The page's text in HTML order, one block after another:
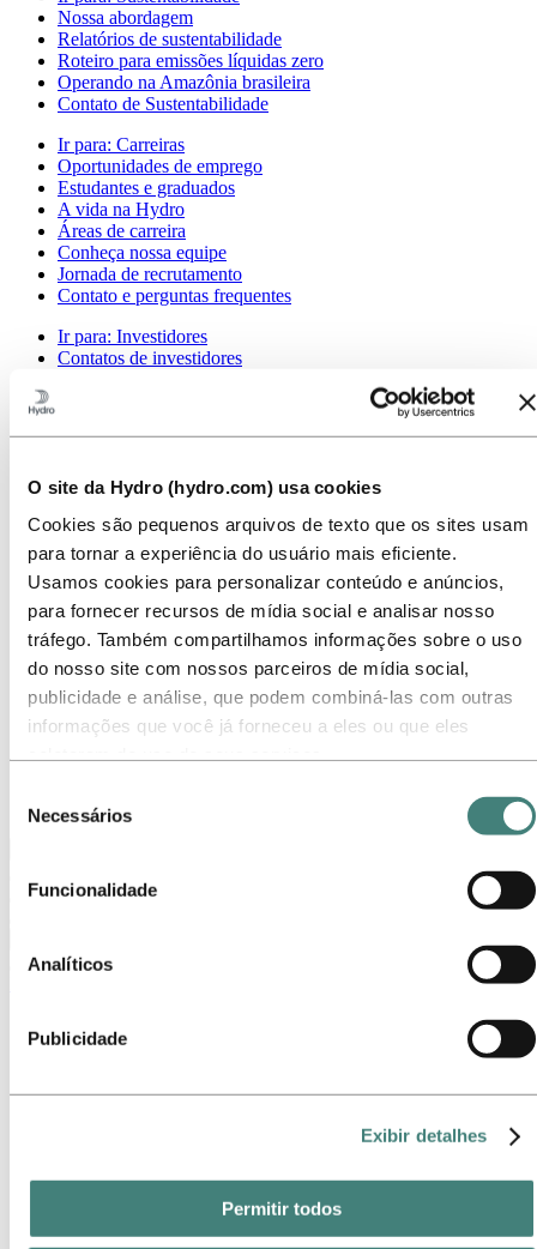
O site da Hydro (hydro.com) usa cookies
Cookies são pequenos arquivos de texto que os sites usam
para tornar a experiência do usuário mais eficiente.
Usamos cookies para personalizar conteúdo e anúncios,
para fornecer recursos de mídia social e analisar nosso
tráfego. Também compartilhamos informações sobre o uso
do nosso site com nossos parceiros de mídia social,
publicidade e análise, que podem combiná-las com outras
informações que você já forneceu a eles ou que eles
não necessários. Selecione o botão ‘Permitir seleção’ para
aceitar os cookies selecionados. Selecione o botão ‘Permitir
todos’ para aceitar todos os tipos de cookies. Importante -
Você pode desativar ou limitar o uso de cookies diretamente
ao fazer isso, é possível que alguns sites não funcionem
Necessários
Funcionalidade
Analíticos
Publicidade
Exibir detalhes
Permitir todos
Nossa abordagem
Relatórios de sustentabilidade
Roteiro para emissões líquidas zero
Operando na Amazônia brasileira
Contato de Sustentabilidade
Ir para: Carreiras
Oportunidades de emprego
Estudantes e graduados
A vida na Hydro
Áreas de carreira
Conheça nossa equipe
Jornada de recrutamento
Contato e perguntas frequentes
Ir para: Investidores
Contatos de investidores
Notícias
Temas em destaque
Ir para:Sobre a Hydro
Sobre a Hydro
Indústrias que fazem a diferença
Nosso propósito e valores
Nossa Estratégia
Localizações da Hydro no Brasil
Nossos negócios
Nossa história
Gerenciamento e Organização
Governança corporativa
Suprimentos
Stories By Hydro
Notícias
Visão geral da Hydro
Refinaria de alumina da Hydro no Brasil é processada por
transbordo ocorrido em 2009